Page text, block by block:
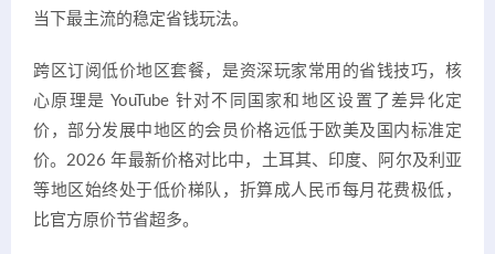
当下最主流的稳定省钱玩法。
跨区订阅低价地区套餐，是资深玩家常用的省钱技巧，核
心原理是 YouTube 针对不同国家和地区设置了差异化定
价，部分发展中地区的会员价格远低于欧美及国内标准定
价。2026 年最新价格对比中，土耳其、印度、阿尔及利亚
等地区始终处于低价梯队，折算成人民币每月花费极低，
比官方原价节省超多。